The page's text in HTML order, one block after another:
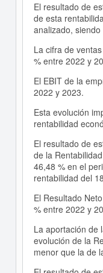
El resultado de
de esta
analizado,
La cifra de
% entre 2022 y
El EBIT de la
2022 y 2023.
Esta evolución
rentabilidad
El resultado de
de la
46,48 % en el
rentabilidad del
El Resultado
% entre 2022 y
La aportación de
evolución de la
menor que la de